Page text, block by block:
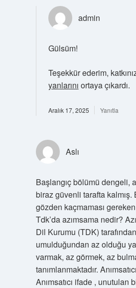
admin
Gülsüm!
Teşekkür ederim,
yanlarını ortaya çıkardı.
Aralık 17, 2025 Yanıtla
Aslı
Başlangıç bölümü dengeli,
biraz güvenli tarafta
gözden kaçmaması gereken
Tdk’da azımsama nedir?
Dil Kurumu (TDK)
umulduğundan az olduğu
varmak, az görmek, az
tanımlanmaktadır.
Anımsatıcı ifade , unutulan